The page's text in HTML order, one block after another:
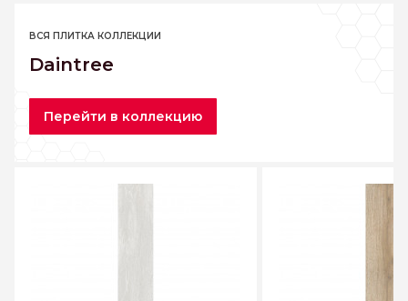
ВСЯ ПЛИТКА КОЛЛЕКЦИИ
Daintree
Перейти в коллекцию